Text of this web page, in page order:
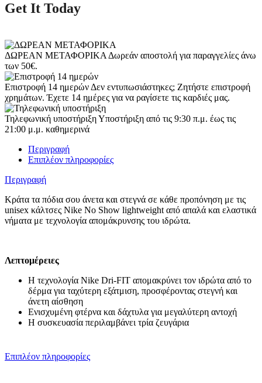
Get It Today
ΔΩΡΕΑΝ ΜΕΤΑΦΟΡΙΚΑ Δωρεάν αποστολή για παραγγελίες άνω
των 50€.
Επιστροφή 14 ημερών Δεν εντυπωσιάστηκες; Ζητήστε επιστροφή
χρημάτων. Έχετε 14 ημέρες για να ραγίσετε τις καρδιές μας.
Τηλεφωνική υποστήριξηΥποστήριξη από τις 9:30 π.μ. έως τις
21:00 μ.μ. καθημερινά
Περιγραφή
Επιπλέον πληροφορίες
Περιγραφή
Κράτα τα πόδια σου άνετα και στεγνά σε κάθε προπόνηση με τις
unisex κάλτσες Nike No Show lightweight από απαλά και ελαστικά
νήματα με τεχνολογία απομάκρυνσης του ιδρώτα.
Λεπτομέρειες
Η τεχνολογία Nike Dri-FIT απομακρύνει τον ιδρώτα από το
δέρμα για ταχύτερη εξάτμιση, προσφέροντας στεγνή και
άνετη αίσθηση
Ενισχυμένη φτέρνα και δάχτυλα για μεγαλύτερη αντοχή
Η συσκευασία περιλαμβάνει τρία ζευγάρια
Επιπλέον πληροφορίες